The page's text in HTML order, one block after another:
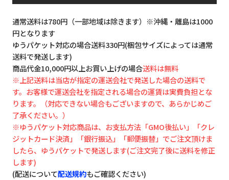
通常送料は780円（一部地域は除きます）※沖縄・離島は1000
円となります
ゆうパケット対応の場合送料330円(梱包サイズによっては通常
送料で発送します)
商品代金10,000円以上お買い上げの場合送料は無料
※上記送料は当店が指定の運送会社で発送した場合の送料で
す。お客様で運送会社を指定される場合の運賃は実費負担とな
ります。（対応できない場合もございますので、あらかじめご
了承ください。）
※ゆうパケット対応商品は、お支払方法「GMO後払い」「クレ
ジットカード決済」「銀行振込」「郵便振替」でご注文頂けま
したら、ゆうパケットで発送します(ご注文完了後に送料を修正
します)
(配送について配送規約もご確認ください)